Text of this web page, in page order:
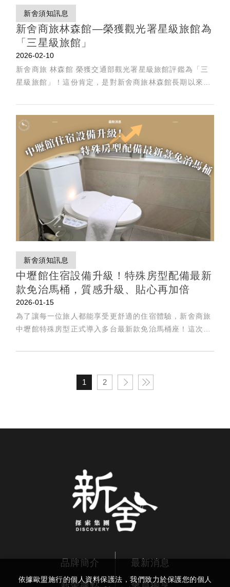
新舍須知訊息
新舍商旅林森館—榮獲觀光署星級旅館為
「三星級旅館」
2026-02-10
新舍商旅 林森館 榮獲交通部觀光署星級旅館評鑑為「三
星級旅館」！這份肯定，是對新舍商旅林森館長期以來在
最佳證明。從旅客踏入大廳的那一刻起，我們始終相信，
舒適不只是硬體規格，還是細節累積而成的信任感。
新舍須知訊息
中壢館住宿設備升級！特殊房型配備最新
款免治馬桶，質感升級、貼心再加倍
2026-01-15
為了讓每一位旅人都能享受更舒適的住宿體驗，新舍商旅
中壢館特殊房型正式導入多台最新款免治馬桶座！這次採
型、節能省電、多段溫控與清潔模式等功能，更貼心附贈
1 2
品牌簡介 最新消息
依據歐盟施行的個人資料保護法，我們致力於保護您的個人